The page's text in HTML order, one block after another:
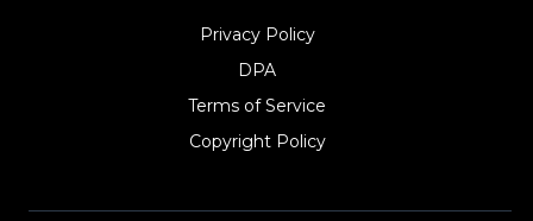
Privacy Policy
DPA
Terms of Service
Copyright Policy‎